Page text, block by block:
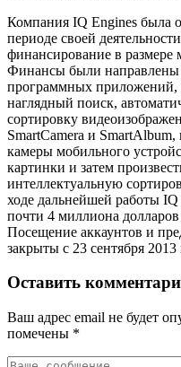
Компания IQ Engines была
периоде своей
финансирование в
Финансы были направлены
программных приложений,
наглядный поиск,
сортировку
SmartCamera и
камеры мобильного
картинки и затем
интеллектуальную
ходе дальнейшей работы
почти 4 миллиона
Посещение аккаунтов и
закрыты с 23 сентября 2013
Оставить
Ваш адрес email не будет
помечены *